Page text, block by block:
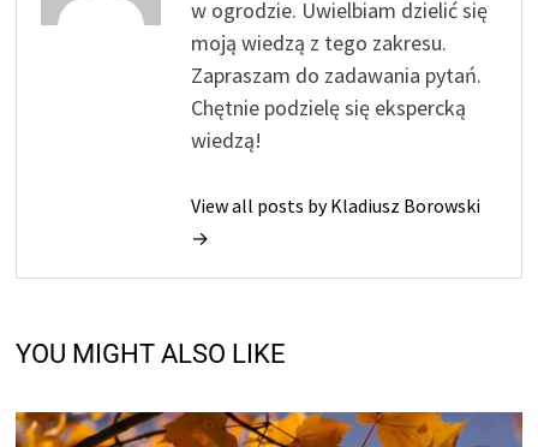
w ogrodzie. Uwielbiam dzielić się
moją wiedzą z tego zakresu.
Zapraszam do zadawania pytań.
Chętnie podzielę się ekspercką
wiedzą!
View all posts by Kladiusz Borowski
→
YOU MIGHT ALSO LIKE